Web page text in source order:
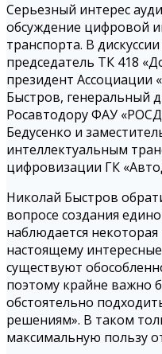
Серьезный интерес
обсуждение цифровой
транспорта. В
председатель ТК 418
президент Ассоциации
Быстров, генеральный
Росавтодору ФАУ
Бедусенко и
интеллектуальным
цифровизации ГК
Николай Быстров
вопросе создания
наблюдается
настоящему
существуют
поэтому крайне важно
обстоятельно
решениям». В таком
максимальную пользу